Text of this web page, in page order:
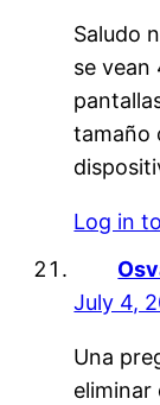
Saludo
se vean
tamaño
Log in
July 4,
Una
eliminar